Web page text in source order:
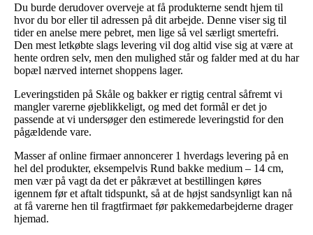
Du burde derudover overveje at få produkterne sendt hjem til
hvor du bor eller til adressen på dit arbejde. Denne viser sig til
tider en anelse mere pebret, men lige så vel særligt smertefri.
Den mest letkøbte slags levering vil dog altid vise sig at være at
hente ordren selv, men den mulighed står og falder med at du har
bopæl nærved internet shoppens lager.
Leveringstiden på Skåle og bakker er rigtig central såfremt vi
mangler varerne øjeblikkeligt, og med det formål er det jo
passende at vi undersøger den estimerede leveringstid for den
pågældende vare.
Masser af online firmaer annoncerer 1 hverdags levering på en
hel del produkter, eksempelvis Rund bakke medium – 14 cm,
men vær på vagt da det er påkrævet at bestillingen køres
igennem før et aftalt tidspunkt, så at de højst sandsynligt kan nå
at få varerne hen til fragtfirmaet før pakkemedarbejderne drager
hjemad.